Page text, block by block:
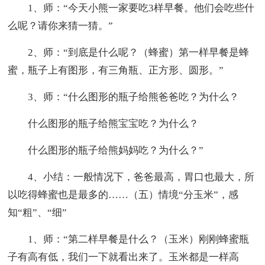
1、师：“今天小熊一家要吃3样早餐。他们会吃些什
么呢？请你来猜一猜。”
2、师：“到底是什么呢？（蜂蜜）第一样早餐是蜂
蜜，瓶子上有图形，有三角瓶、正方形、圆形。”
3、师：“什么图形的瓶子给熊爸爸吃？为什么？
什么图形的瓶子给熊宝宝吃？为什么？
什么图形的瓶子给熊妈妈吃？为什么？”
4、小结：一般情况下，爸爸最高，胃口也最大，所
以吃得蜂蜜也是最多的……（五）情境“分玉米”，感
知“粗”、“细”
1、师：“第二样早餐是什么？（玉米）刚刚蜂蜜瓶
子有高有低，我们一下就看出来了。玉米都是一样高